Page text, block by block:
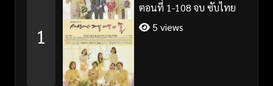
1
ตอนที่ 1-108 จบ ซับไทย
5 views